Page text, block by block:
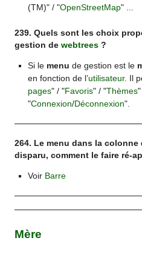
(TM)" / "OpenStreetMap" ...
239. Quels sont les choix
gestion dewebtrees ?
Si le menu de gestion est le
en fonction de l’utilisateur. Il
pages" / "Favoris" / "Thèmes
"Connexion/Déconnexion".
264. Le menu dans la
disparu, comment le faire ré-
Voir Barre
Mère